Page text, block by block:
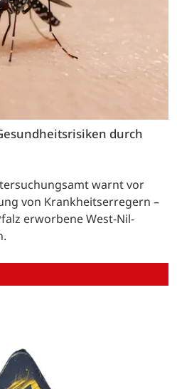
durch
warnt vor
von Krankheitserregern –
erworbene West-Nil-